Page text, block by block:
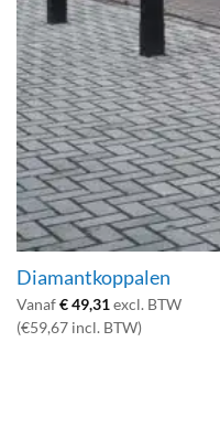
Diamantkoppalen
Vanaf€49,31excl. BTW
(€59,67 incl. BTW)